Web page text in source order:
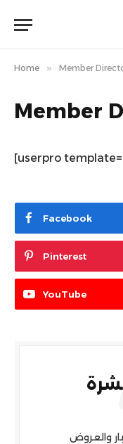
Home » Member
Member
[userpro
Facebook
Pinterest
YouTube
والعروض